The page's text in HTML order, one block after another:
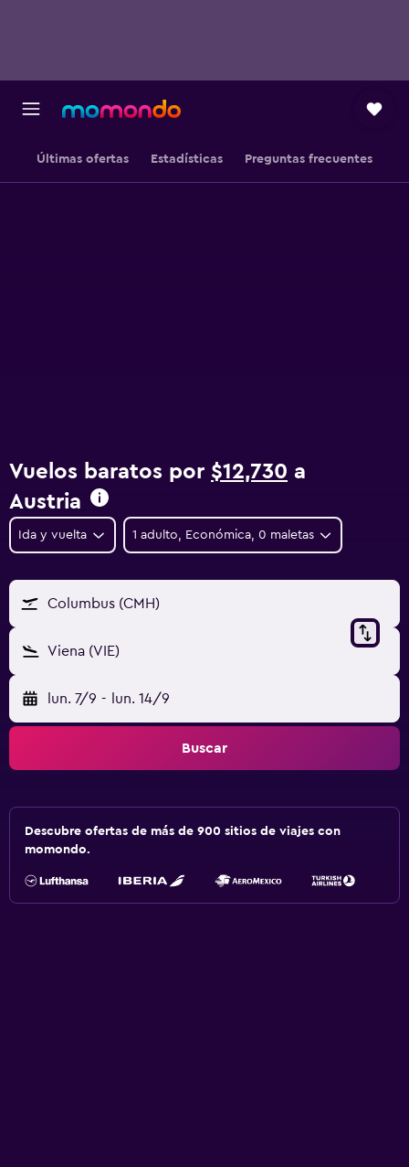
Últimas ofertas Estadísticas Preguntas frecuentes
Vuelos baratos por $12,730 a
Austria
Ida y vuelta 1 adulto, Económica, 0 maletas
Columbus (CMH)
Viena (VIE)
lun. 7/9 - lun. 14/9
Buscar
Descubre ofertas de más de 900 sitios de viajes con
momondo.